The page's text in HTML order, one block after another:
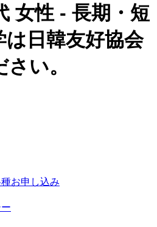
女性 - 長期・短
日韓友好協会
い。